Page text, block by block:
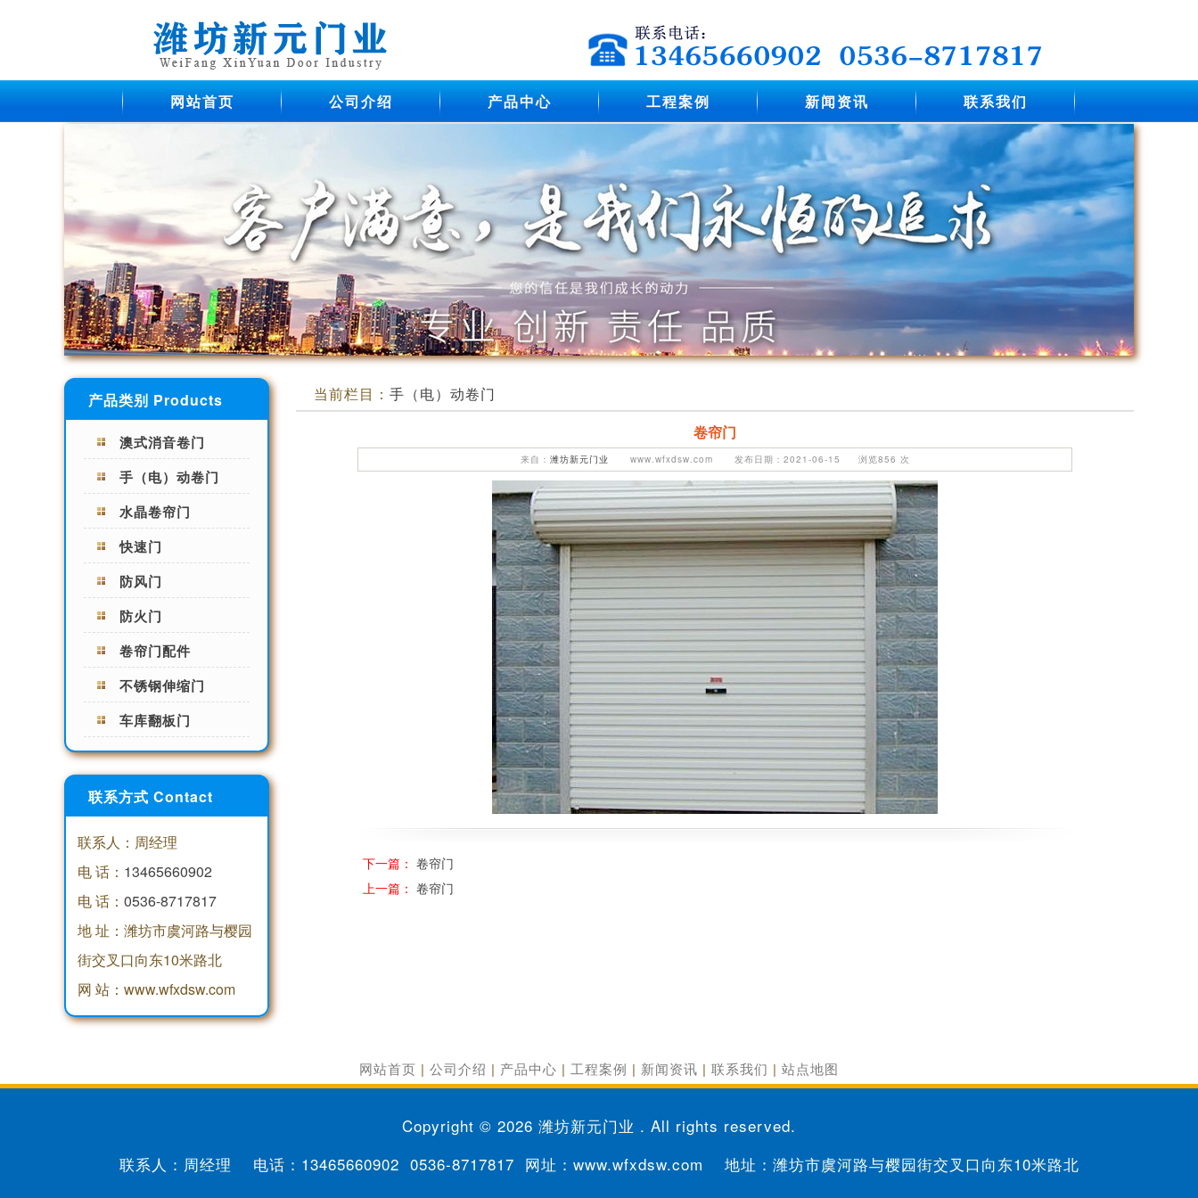
网站首页 公司介绍 产品中心 工程案例 新闻资讯 联系我们
产品类别 Products
澳式消音卷门
手（电）动卷门
水晶卷帘门
快速门
防风门
防火门
卷帘门配件
不锈钢伸缩门
车库翻板门
联系方式 Contact
联系人：周经理
电 话： 13465660902
电 话： 0536-8717817
地 址：潍坊市虞河路与樱园
街交叉口向东10米路北
网 站：www.wfxdsw.com
当前栏目： 手（电）动卷门
卷帘门
来自： 潍坊新元门业 www.wfxdsw.com 发布日期：2021-06-15 浏览856 次
下一篇： 卷帘门
上一篇： 卷帘门
网站首页 | 公司介绍 | 产品中心 | 工程案例 | 新闻资讯 | 联系我们 | 站点地图
Copyright © 2026 潍坊新元门业 . All rights reserved.
联系人：周经理 电话： 13465660902 0536-8717817 网址：www.wfxdsw.com 地址：潍坊市虞河路与樱园街交叉口向东10米路北